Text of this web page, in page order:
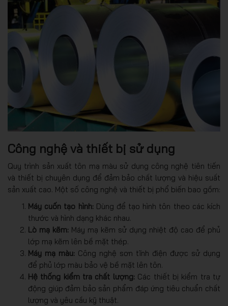
Công nghệ và thiết bị sử dụng
Quy trình sản xuất tôn mạ màu sử dụng công nghệ tiên tiến
và thiết bị chuyên dụng để đảm bảo chất lượng và hiệu suất
sản xuất cao. Một số công nghệ và thiết bị phổ biến bao gồm:
Máy cuốn tạo hình: Dùng để tạo hình tôn theo các kích
thước và hình dạng khác nhau.
Lò mạ kẽm: Máy mạ kẽm sử dụng nhiệt độ cao để phủ
lớp mạ kẽm lên bề mặt thép.
Máy mạ màu: Công nghệ sơn tĩnh điện được sử dụng
để phủ lớp màu bảo vệ bề mặt lên tôn.
Hệ thống kiểm tra chất lượng: Các thiết bị kiểm tra tự
động giúp đảm bảo sản phẩm đáp ứng tiêu chuẩn chất
lượng và yêu cầu kỹ thuật.